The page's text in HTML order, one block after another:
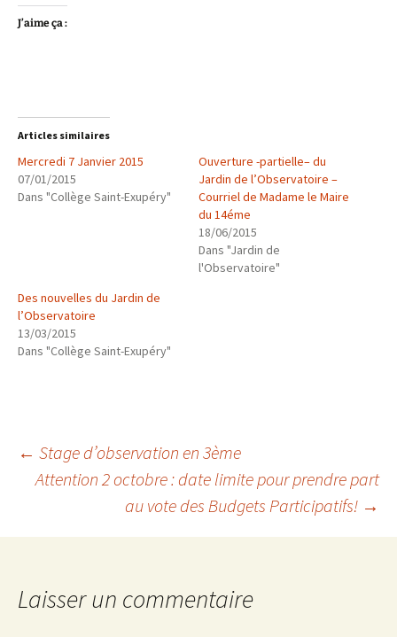
J’aime ça :
Articles similaires
Mercredi 7 Janvier 2015
07/01/2015
Dans "Collège Saint-Exupéry"
Ouverture -partielle– du
Jardin de l’Observatoire –
Courriel de Madame le Maire
du 14éme
18/06/2015
Dans "Jardin de
l'Observatoire"
Des nouvelles du Jardin de
l’Observatoire
13/03/2015
Dans "Collège Saint-Exupéry"
Navigation
← Stage d’observation en 3ème
Attention 2 octobre : date limite pour prendre part
au vote des Budgets Participatifs! →
Laisser un commentaire